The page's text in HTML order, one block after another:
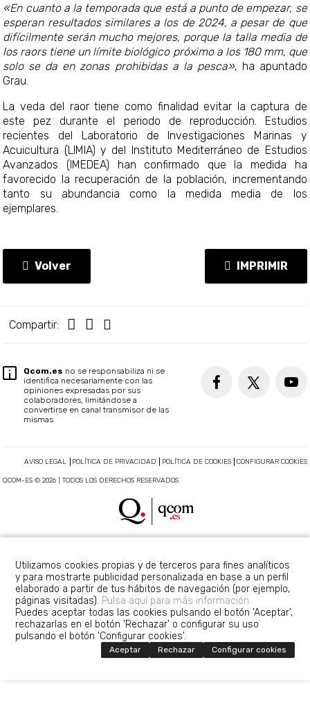
«En cuanto a la temporada que está a punto de empezar, se
esperan resultados similares a los de 2024, a pesar de que
difícilmente serán mucho mejores, porque la talla media de
los raors tiene un límite biológico próximo a los 180 mm, que
solo se da en zonas prohibidas a la pesca», ha apuntado
Grau.
La veda del raor tiene como finalidad evitar la captura de
este pez durante el periodo de reproducción. Estudios
recientes del Laboratorio de Investigaciones Marinas y
Acuicultura (LIMIA) y del Instituto Mediterráneo de Estudios
Avanzados (IMEDEA) han confirmado que la medida ha
favorecido la recuperación de la población, incrementando
tanto su abundancia como la medida media de los
ejemplares.
Volver IMPRIMIR
Compartir:
Qcom.es no se responsabiliza ni se
identifica necesariamente con las
opiniones expresadas por sus
colaboradores, limitándose a
convertirse en canal transmisor de las
mismas
AVISO LEGAL POLÍTICA DE PRIVACIDAD POLÍTICA DE COOKIES CONFIGURAR COOKIES
QCOM-ES © 2026 | TODOS LOS DERECHOS RESERVADOS
Utilizamos cookies propias y de terceros para fines analíticos
y para mostrarte publicidad personalizada en base a un perfil
elaborado a partir de tus hábitos de navegación (por ejemplo,
páginas visitadas). Pulsa aquí para más información.
Puedes aceptar todas las cookies pulsando el botón 'Aceptar',
rechazarlas en el botón 'Rechazar' o configurar su uso
pulsando el botón 'Configurar cookies'.
Aceptar Rechazar Configurar cookies